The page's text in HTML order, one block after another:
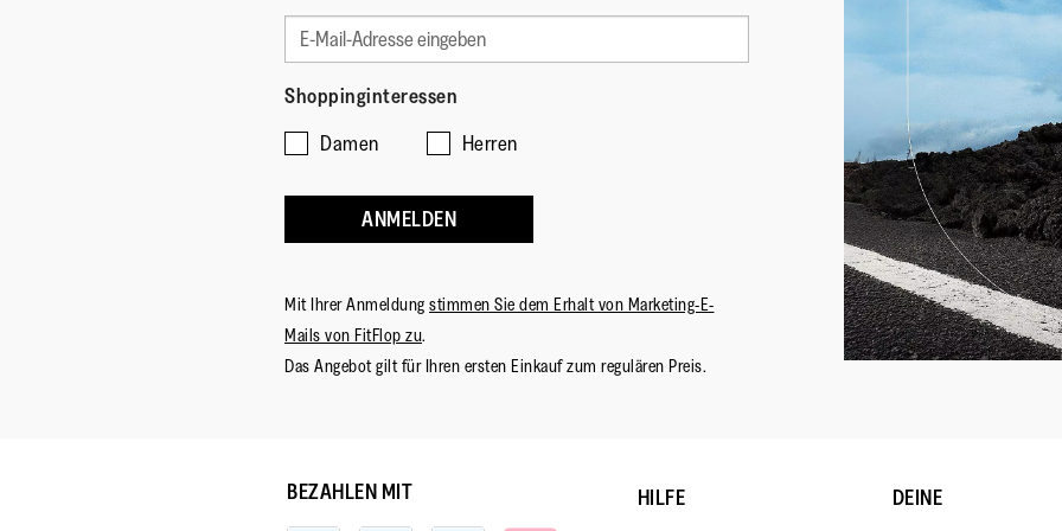
Shoppinginteressen
Damen
Herren
ANMELDEN
Mit Ihrer Anmeldung stimmen Sie dem Erhalt von Marketing-E-
Mails von FitFlop zu.
Das Angebot gilt für Ihren ersten Einkauf zum regulären Preis.
BEZAHLEN MIT HILFE
DEINE